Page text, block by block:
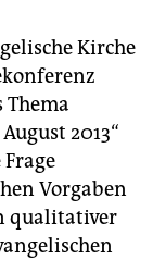
Kirche
2013“
Vorgaben
qualitativer